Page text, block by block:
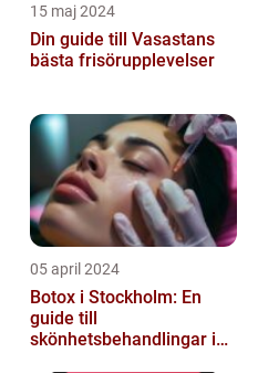
15 maj 2024
Din guide till Vasastans
bästa frisörupplevelser
05 april 2024
Botox i Stockholm: En
guide till
skönhetsbehandlingar i